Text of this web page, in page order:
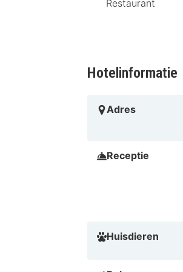
Restaurant
Hotelinformatie
Adres
Receptie
Huisdieren